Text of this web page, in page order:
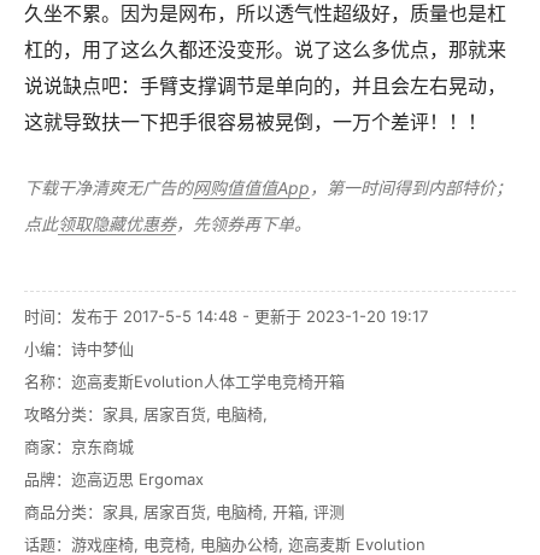
久坐不累。因为是网布，所以透气性超级好，质量也是杠
杠的，用了这么久都还没变形。说了这么多优点，那就来
说说缺点吧：手臂支撑调节是单向的，并且会左右晃动，
这就导致扶一下把手很容易被晃倒，一万个差评！！！
下载干净清爽无广告的网购值值值App ，第一时间得到内部特价；
点此领取隐藏优惠券，先领券再下单。
时间：发布于 2017-5-5 14:48 - 更新于 2023-1-20 19:17
小编：诗中梦仙
名称： 迩高麦斯Evolution人体工学电竞椅开箱
攻略分类： 家具, 居家百货, 电脑椅,
商家： 京东商城
品牌： 迩高迈思 Ergomax
商品分类： 家具, 居家百货, 电脑椅, 开箱, 评测
话题： 游戏座椅, 电竞椅, 电脑办公椅, 迩高麦斯 Evolution